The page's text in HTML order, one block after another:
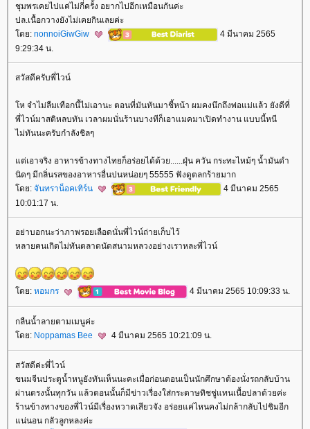
ชุมพรเคยไปแค่ไม่กี่ครั้ง อยากไปอีกเหมือนกันค่ะ
ปล.เนื้อกวางยังไม่เคยกินเลยค่ะ
ดย: nonnoiGiwGiw
4 มีนาคม 2565
9:29:34 น.
สวัสดีครับพี่ไวน์
ห จำไม่ลืมเทือกนี้ไม่เอานะ ตอนที่มันหันมาชี้หน้า ผมคงนึกถึงพ่อแม่แล้ว ยังดีที่
พี่ไวน์มาสติหลบทัน เวลาผมนั่นร้านบางทีก็เอาแมคมาเปิดทำงาน แบบนี้หนี
ไม่ทันนะครับกำลังชิลๆ
ต่เอาจริง อาหารข้างทางไทยก็อร่อยได้ด้วย......ฝุ่น ควัน กระทะไหม้ๆ น้ำมันดำ
นิดๆ มีกลิ่นรสของอาหารอื่นปนหน่อยๆ 55555 ฟังดูตลกร้ายมาก
ดย: จันทราน็อคเทิร์น
4 มีนาคม 2565
10:01:17 น.
อย่าบอกนะว่าภาพรอยเลือดนั่นพี่ไวน์ถ่ายเก็บไว้
หลายคนเกิดไม่ทันตลาดนัดสนามหลวงอย่างเราหละพี่ไวน์
ดย: หอมกร 4 มีนาคม 2565 10:09:33 น.
กลืนน้ำลายตามเมนูค่ะ
ดย: Noppamas Bee 4 มีนาคม 2565 10:21:09 น.
สวัสดีค่ะพี่ไวน์
ขนมจีนประตูน้ำหนูยังทันเห็นนะคะเมื่อก่อนตอนเป็นนักศึกษาต้องนั่งรถกลับบ้าน
ผ่านตรงนั้นทุกวัน แล้วตอนนั้นก็มีข่าวเรื่องใส่กระดาษทิชชู่แทนเนื้อปลาด้วยค่ะ
ร้านข้างทางของพี่ไวน์มีเรื่องหวาดเสียวจัง อร่อยแค่ไหนคงไม่กล้ากลับไปชิมอีก
น่นอน กลัวลูกหลงค่ะ